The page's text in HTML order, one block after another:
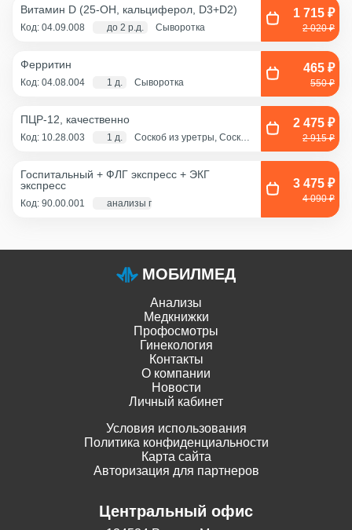
Витамин D (25-OH, кальциферол, D3+D2)
Код: 04.09.008 до 2 р.д. Сыворотка
1 715 ₽
2 020 ₽
Ферритин
Код: 04.08.004 1 д. Сыворотка
465 ₽
550 ₽
ПЦР-12, качественно
Код: 10.28.003 1 д.
Соскоб из уретры, Соскоб
канал+влагалище),
2 475 ₽
2 915 ₽
Госпитальный + ФЛГ экспресс + ЭКГ
экспресс
Код: 90.00.001 анализы по крови - 1 д., экг и флг - 1 час
3 475 ₽
4 090 ₽
МОБИЛМЕД
Анализы
Медкнижки
Профосмотры
Гинекология
Контакты
О компании
Новости
Личный кабинет
Условия использования
Политика конфиденциальности
Карта сайта
Авторизация для партнеров
Центральный офис